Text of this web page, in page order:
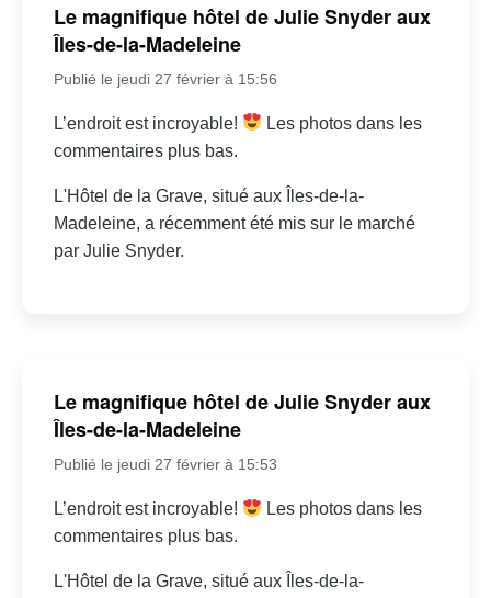
Le magnifique hôtel de Julie Snyder aux
Îles-de-la-Madeleine
Publié le jeudi 27 février à 15:56
L’endroit est incroyable!
Les photos dans les
commentaires plus bas.
L'Hôtel de la Grave, situé aux Îles-de-la-
Madeleine, a récemment été mis sur le marché
par Julie Snyder.
Le magnifique hôtel de Julie Snyder aux
Îles-de-la-Madeleine
Publié le jeudi 27 février à 15:53
L’endroit est incroyable!
Les photos dans les
commentaires plus bas.
L'Hôtel de la Grave, situé aux Îles-de-la-